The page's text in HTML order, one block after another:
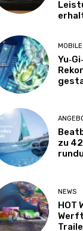
MOBILE
zu
NEWS
HOT